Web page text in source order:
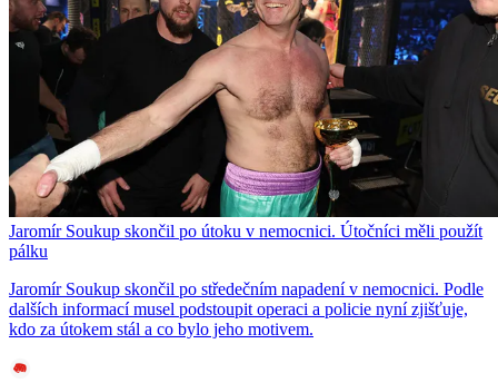
Jaromír Soukup skončil po útoku v nemocnici. Útočníci měli použít
pálku
Jaromír Soukup skončil po středečním napadení v nemocnici. Podle
dalších informací musel podstoupit operaci a policie nyní zjišťuje,
kdo za útokem stál a co bylo jeho motivem.